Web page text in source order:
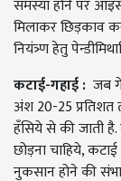
समस्या होने पर
मिलाकर छिड़काव
नियंत्र्ण हेतु
कटाई-गहाई : जब
अंश 20-25
हँसिये से की जाती
छोड़ना चाहिये,
नुकसान होने की